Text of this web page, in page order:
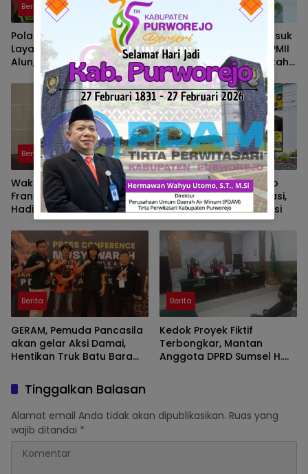
Berita
Polantas Brebes Buka
Layanan SIM Keliling di Alun
Alun, Polisi : Gelar Nobar
Kalau Ada Pertandingan
AFF
10 Kabupaten/Kota Masuk
Zona Merah Karhutla, PMII
Sumsel Desak Pemerintah
Perkuat Pencegahan
Berita
Wakil Walikota Prabumulih,
Frangky Nasril, S.Kom., M.M.,
Hadiri Talk Show, Bertanjuk
Antartika dan Masa Depan
Bumi di SMAN 2 Prabumulih
Berita
Pusat Grosir Solo Tutup
Imbas Masalah Investasi,
Walikota Solo Beri Solusi
Berita
GERAM, Pemuda Pancasila
akan gelar Aksi Damai,
Hentikan Truk Batu Bara
Berita
Kedok Proyek Fiktif
Terbongkar, Mantan
Anggota DPRD Sumsel H.
Tinggalkan Balasan
Alamat email Anda tidak akan dipublikasikan. Ruas yang
wajib ditandai *